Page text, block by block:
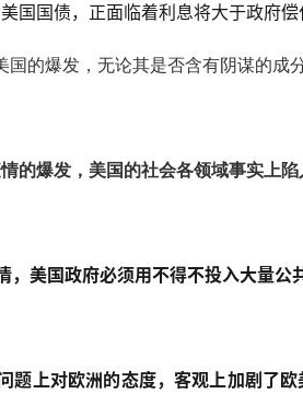
国国债，正面临着利息将大于政府
国的爆发，无论其是否含有阴谋的成
的爆发，美国的社会各领域事实上
，美国政府必须用不得不投入大量
题上对欧洲的态度，客观上加剧了